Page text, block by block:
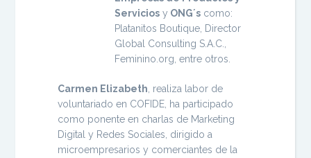
Serviciosy ONG´scomo:
Platanitos Boutique, Director
Global Consulting S.A.C.,
Feminino.org, entre otros.
Carmen Elizabeth , realiza labor de
voluntariado en COFIDE, ha participado
como ponente en charlas de Marketing
Digital y Redes Sociales, dirigido a
microempresarios y comerciantes de la